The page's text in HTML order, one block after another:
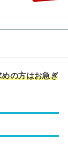
の方はお急ぎ